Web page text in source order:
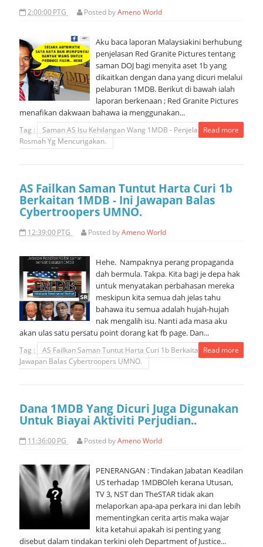
2:00:00 PTG Posted byAmeno World
Aku baca laporan Malaysiakini berhubung
penjelasan Red Granite Pictures tentang
saman DOJ bagi menyita aset 1b yang
dikaitkan dengan dana yang dicuri melalui
pelaburan 1MDB. Berikut di bawah ialah
laporan berkenaan ; Red Granite Pictures
menafikan dakwaan bahawa ia menggunakan...
Tag :
Saman AS Isu Kehilangan Wang 1MDB - Penjelasan Anak
Rosmah Yg Mencurigakan.
Read more
AS Failkan Saman Tuntut Harta Curi 1b
Berkaitan 1MDB - Ini Jawapan Balas
Cybertroopers UMNO.
12:39:00 PTG Posted byAmeno World
Hehe. Nampaknya perang propaganda
dah bermula. Takpa. Kita bagi je depa hak
untuk menyatakan perbahasan mereka
meskipun kita semua dah jelas tahu
bahawa itu semua adalah hujah-hujah
nak mengalih isu. Nanti ada masa aku
akan ulas satu persatu point dorang kat fb page. Dan...
Tag :
AS Failkan Saman Tuntut Harta Curi 1b Berkaitan 1MDB - Ini
Jawapan Balas Cybertroopers UMNO.
Read more
Dana 1MDB Yang Dicuri Juga Digunakan
Untuk Biayai Aktiviti Perjudian..
11:36:00 PG Posted byAmeno World
PENERANGAN : Tindakan Jabatan Keadilan
US terhadap 1MDBOleh kerana Utusan,
TV 3, NST dan TheSTAR tidak akan
melaporkan apa-apa perkara ini dan lebih
mementingkan cerita artis maka wajar
kita ketahui apakah isi penting yang
disebut dalam tindakan terkini oleh Department of Justice...